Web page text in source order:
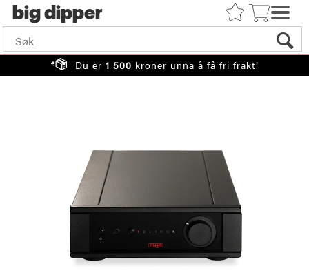
big
Du er 1 500 kroner unna å få fri frakt!